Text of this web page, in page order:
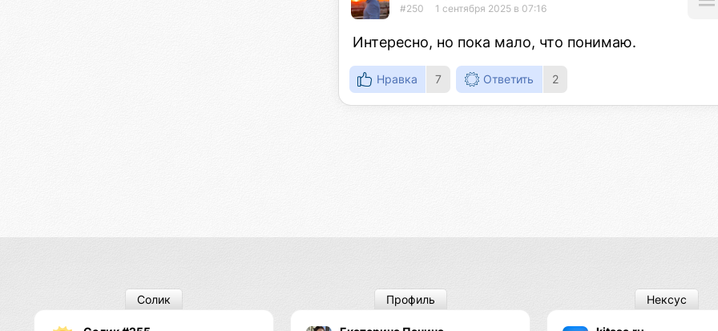
#250 1 сентября 2025 в 07:16
Интересно, но пока мало, что понимаю.
Нравка 7 Ответить 2
Солик Профиль Нексус